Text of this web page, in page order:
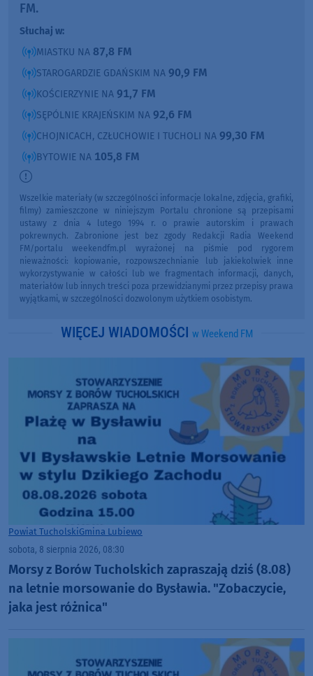
FM.
Słuchaj w:
MIASTKU NA 87,8 FM
STAROGARDZIE GDAŃSKIM NA 90,9 FM
KOŚCIERZYNIE NA 91,7 FM
SĘPÓLNIE KRAJEŃSKIM NA 92,6 FM
CHOJNICACH, CZŁUCHOWIE I TUCHOLI NA 99,30 FM
BYTOWIE NA 105,8 FM
Wszelkie materiały (w szczególności informacje lokalne, zdjęcia, grafiki,
filmy) zamieszczone w niniejszym Portalu chronione są przepisami
ustawy z dnia 4 lutego 1994 r. o prawie autorskim i prawach
pokrewnych. Zabronione jest bez zgody Redakcji Radia Weekend
FM/portalu weekendfm.pl wyrażonej na piśmie pod rygorem
nieważności: kopiowanie, rozpowszechnianie lub jakiekolwiek inne
wykorzystywanie w całości lub we fragmentach informacji, danych,
materiałów lub innych treści poza przewidzianymi przez przepisy prawa
wyjątkami, w szczególności dozwolonym użytkiem osobistym.
WIĘCEJ WIADOMOŚCI w Weekend FM
Powiat TucholskiGmina Lubiewo
sobota, 8 sierpnia 2026, 08:30
Morsy z Borów Tucholskich zapraszają dziś (8.08)
na letnie morsowanie do Bysławia. "Zobaczycie,
jaka jest różnica"